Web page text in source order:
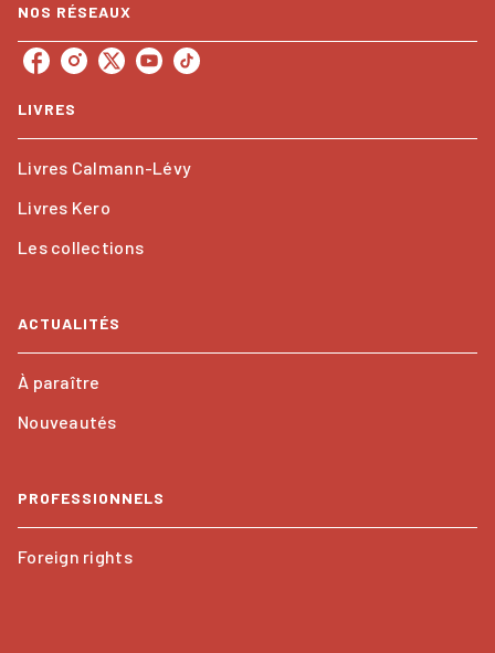
NOS RÉSEAUX
LIVRES
Livres Calmann-Lévy
Livres Kero
Les collections
ACTUALITÉS
À paraître
Nouveautés
PROFESSIONNELS
Foreign rights